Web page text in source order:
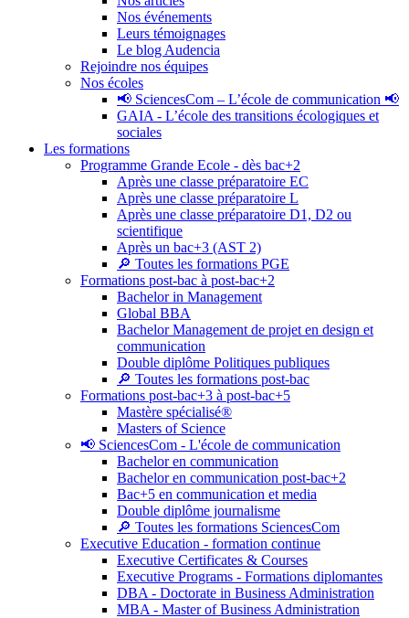
Nos événements
Leurs témoignages
Le blog Audencia
Rejoindre nos équipes
Nos écoles
📢 SciencesCom – L’école de communication 📢
GAIA - L’école des transitions écologiques et
sociales
Les formations
Programme Grande Ecole - dès bac+2
Après une classe préparatoire EC
Après une classe préparatoire L
Après une classe préparatoire D1, D2 ou
scientifique
Après un bac+3 (AST 2)
🔎 Toutes les formations PGE
Formations post-bac à post-bac+2
Bachelor in Management
Global BBA
Bachelor Management de projet en design et
communication
Double diplôme Politiques publiques
🔎 Toutes les formations post-bac
Formations post-bac+3 à post-bac+5
Mastère spécialisé®
Masters of Science
📢 SciencesCom - L'école de communication
Bachelor en communication
Bachelor en communication post-bac+2
Bac+5 en communication et media
Double diplôme journalisme
🔎 Toutes les formations SciencesCom
Executive Education - formation continue
Executive Certificates & Courses
Executive Programs - Formations diplomantes
DBA - Doctorate in Business Administration
MBA - Master of Business Administration